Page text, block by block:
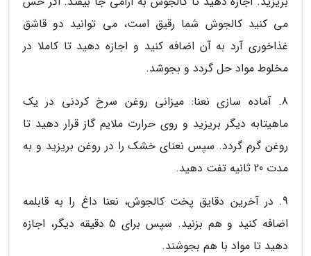
می کنید کالجوش شما رقیق است، می توانید دو قاشق
غذاخوری آرد به آن اضافه کنید و اجازه دهید تا کاملا در
مخلوط مواد حل گردد و بجوشد.
8. آماده سازی نعنا: میزانی روغن سرخ کردنی در یک
ماهیتابه دیگر بریزید و روی حرارت ملایم گاز قرار دهید تا
روغن گرم گردد. سپس نعنای خشک را در روغن بریزید و به
مدت 20 ثانیه تفت دهید.
9. در آخرین دقایق پخت کالجوش، نعنا داغ را به قابلمه
اضافه کنید و هم بزنید. سپس برای 5 دقیقه دیگر، اجازه
دهید تا مواد با هم بجوشند.